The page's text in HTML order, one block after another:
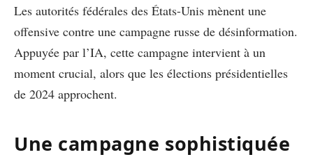
Les autorités fédérales des États-Unis mènent une
offensive contre une campagne russe de désinformation.
Appuyée par l’IA, cette campagne intervient à un
moment crucial, alors que les élections présidentielles
de 2024 approchent.
Une campagne sophistiquée